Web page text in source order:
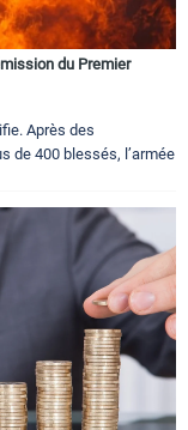
du Premier
Après des
de 400 blessés, l’armée